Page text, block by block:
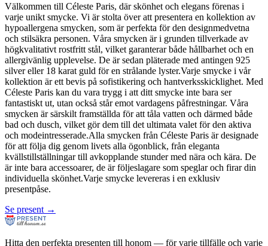
Välkommen till Céleste Paris, där skönhet och elegans förenas i
varje unikt smycke. Vi är stolta över att presentera en kollektion av
hypoallergena smycken, som är perfekta för den designmedvetna
och stilsäkra personen. Våra smycken är i grunden tillverkade av
högkvalitativt rostfritt stål, vilket garanterar både hållbarhet och en
allergivänlig upplevelse. De är sedan pläterade med antingen 925
silver eller 18 karat guld för en strålande lyster.Varje smycke i vår
kollektion är ett bevis på sofistikering och hantverksskicklighet. Med
Céleste Paris kan du vara trygg i att ditt smycke inte bara ser
fantastiskt ut, utan också står emot vardagens påfrestningar. Våra
smycken är särskilt framställda för att tåla vatten och därmed både
bad och dusch, vilket gör dem till det ultimata valet för den aktiva
och modeintresserade.Alla smycken från Céleste Paris är designade
för att följa dig genom livets alla ögonblick, från eleganta
kvällstillställningar till avkopplande stunder med nära och kära. De
är inte bara accessoarer, de är följeslagare som speglar och firar din
individuella skönhet.Varje smycke levereras i en exklusiv
presentpåse.
Se present →
Hitta den perfekta presenten till honom — för varje tillfälle och varje